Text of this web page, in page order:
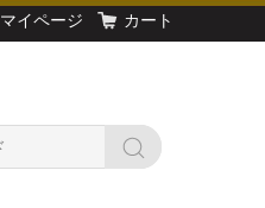
マイページ カート